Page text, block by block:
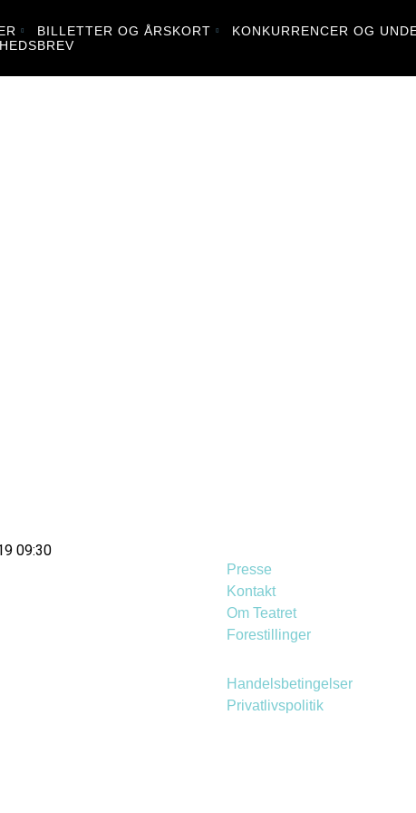
BILLETTER OG ÅRSKORT KONKURRENCER OG
09:30
Presse
Kontakt
Om Teatret
Forestillinger
Handelsbetingelser
Privatlivspolitik